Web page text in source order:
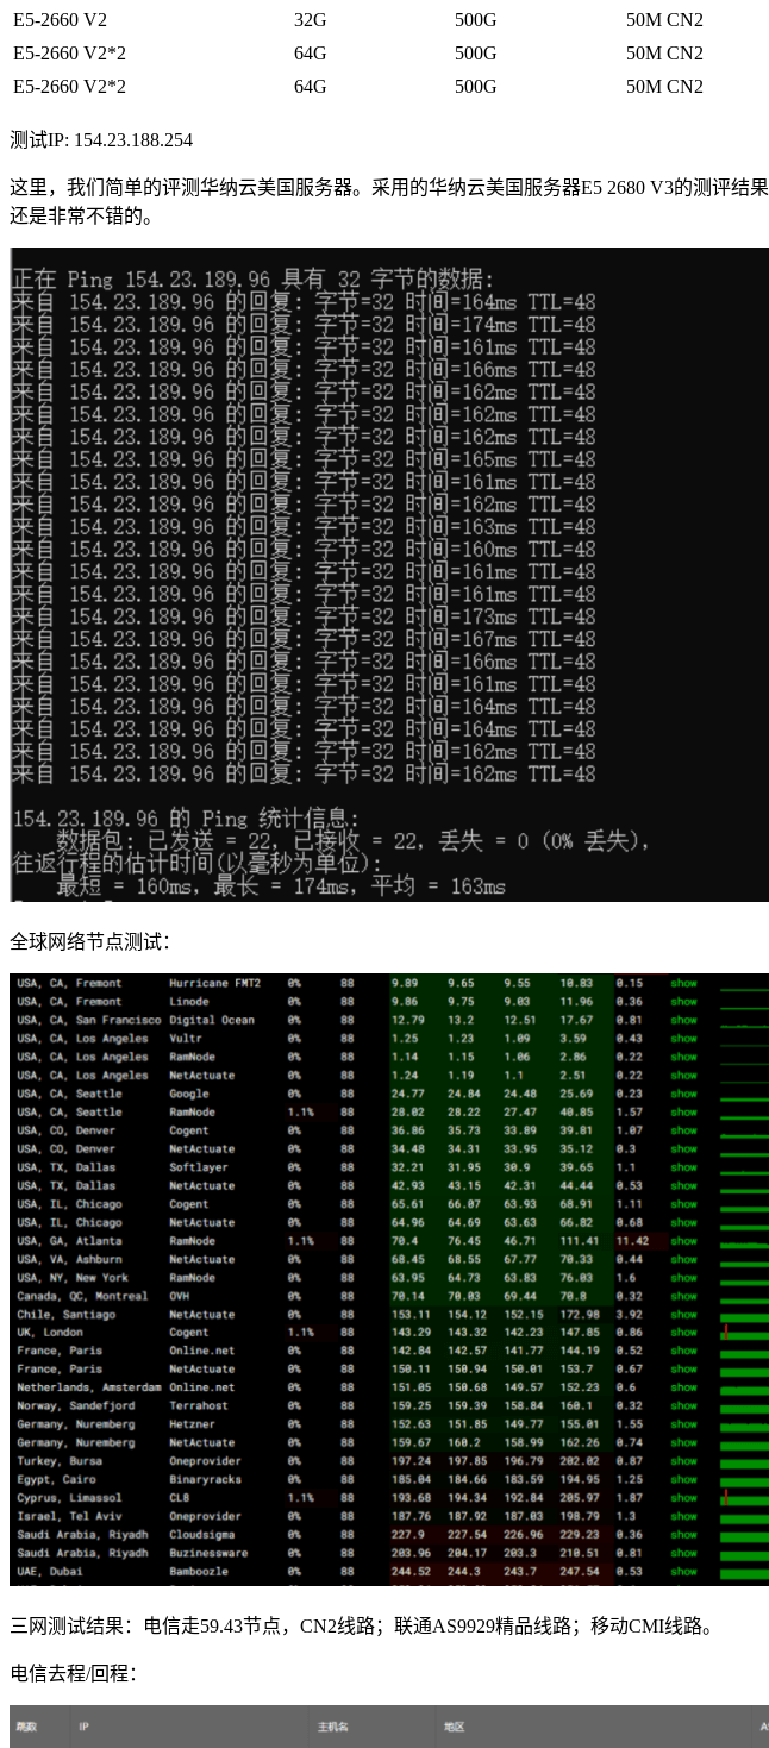
E5-2660 V2
32G 500G 50M CN2
E5-2660 V2*2
64G 500G 50M CN2
E5-2660 V2*2
64G 500G 50M CN2
测试IP: 154.23.188.254
这里，我们简单的评测华纳云美国服务器。采用的华纳云美国服务器E5 2680 V3的测评
还是非常不错的。
全球网络节点测试：
三网测试结果：电信走59.43节点，CN2线路；联通AS9929精品线路；移动CMI线路。
电信去程/回程：